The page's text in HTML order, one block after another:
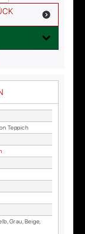
Tep­pich
Grau, Beige,